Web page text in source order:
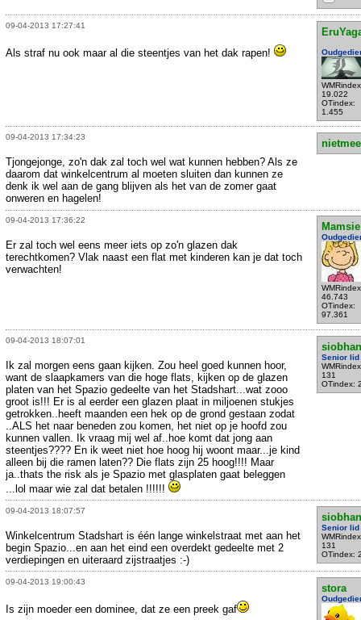
09-04-2013 17:27:41
19.022
OTindex:
1.455
Als straf nu ook maar al die steentjes van het dak rapen!
09-04-2013 17:34:23
Tjongejonge, zo'n dak zal toch wel wat kunnen hebben? Als ze
daarom dat winkelcentrum al moeten sluiten dan kunnen ze
denk ik wel aan de gang blijven als het van de zomer gaat
onweren en hagelen!
09-04-2013 17:36:22
Mamsie
46.743
OTindex:
97.361
Er zal toch wel eens meer iets op zo'n glazen dak
terechtkomen? Vlak naast een flat met kinderen kan je dat toch
verwachten!
09-04-2013 18:07:01
siobhan
Senior lid
131
OTindex:
Ik zal morgen eens gaan kijken. Zou heel goed kunnen hoor,
want de slaapkamers van die hoge flats, kijken op de glazen
platen van het Spazio gedeelte van het Stadshart...wat zooo
groot is!!! Er is al eerder een glazen plaat in miljoenen stukjes
getrokken..heeft maanden een hek op de grond gestaan zodat
..ALS het naar beneden zou komen, het niet op je hoofd zou
kunnen vallen. Ik vraag mij wel af..hoe komt dat jong aan
steentjes???? En ik weet niet hoe hoog hij woont maar...je kind
alleen bij die ramen laten?? Die flats zijn 25 hoog!!!! Maar
ja..thats the risk als je Spazio met glasplaten gaat beleggen
...lol maar wie zal dat betalen !!!!!!
09-04-2013 18:07:57
siobhan
Senior lid
131
OTindex:
Winkelcentrum Stadshart is één lange winkelstraat met aan het
begin Spazio...en aan het eind een overdekt gedeelte met 2
verdiepingen en uiteraard zijstraatjes :-)
09-04-2013 19:00:43
stora
Is zijn moeder een dominee, dat ze een preek gaf